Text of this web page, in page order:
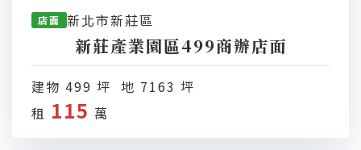
店面 新北市新莊區
新莊產業園區499商辦店面
建物 499 坪 地 7163 坪
租 115 萬